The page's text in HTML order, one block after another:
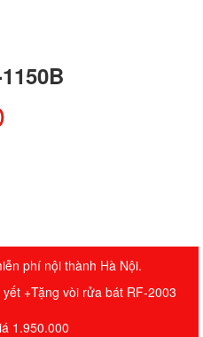
phí nội thành Hà Nội.
+Tặng vòi rửa bát RF-2003
1.950.000